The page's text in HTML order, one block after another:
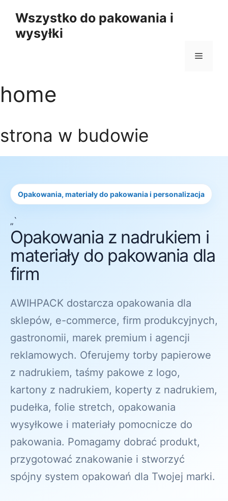
treści
Wszystko do pakowania i
wysyłki
Menu
home
strona w budowie
Opakowania, materiały do pakowania i personalizacja
„`
Opakowania z nadrukiem i
materiały do pakowania dla
firm
AWIHPACK dostarcza opakowania dla
sklepów, e-commerce, firm produkcyjnych,
gastronomii, marek premium i agencji
reklamowych. Oferujemy torby papierowe
z nadrukiem, taśmy pakowe z logo,
kartony z nadrukiem, koperty z nadrukiem,
pudełka, folie stretch, opakowania
wysyłkowe i materiały pomocnicze do
pakowania. Pomagamy dobrać produkt,
przygotować znakowanie i stworzyć
spójny system opakowań dla Twojej marki.